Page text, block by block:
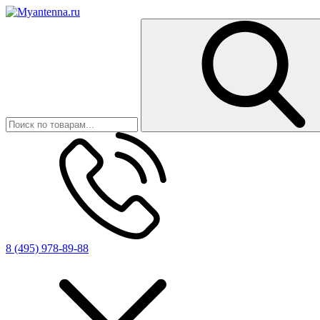
8 (495) 978-89-88